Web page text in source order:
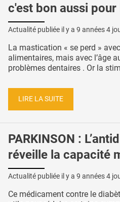
c'est bon aussi
Actualité publiée il y a 9 années 4
La mastication « se perd »
alimentaires, mais avec l’âge
problèmes dentaires . Or la
LIRE LA SUITE
PARKINSON :
réveille la capacité
Actualité publiée il y a 9 années 4
Ce médicament contre le